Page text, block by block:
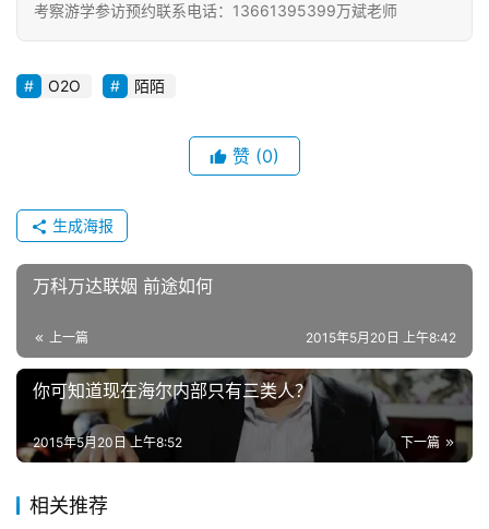
考察游学参访预约联系电话：13661395399万斌老师
O2O 陌陌
赞 (0)
生成海报
万科万达联姻 前途如何
上一篇 2015年5月20日 上午8:42
你可知道现在海尔内部只有三类人？
下一篇
2015年5月20日 上午8:52
相关推荐